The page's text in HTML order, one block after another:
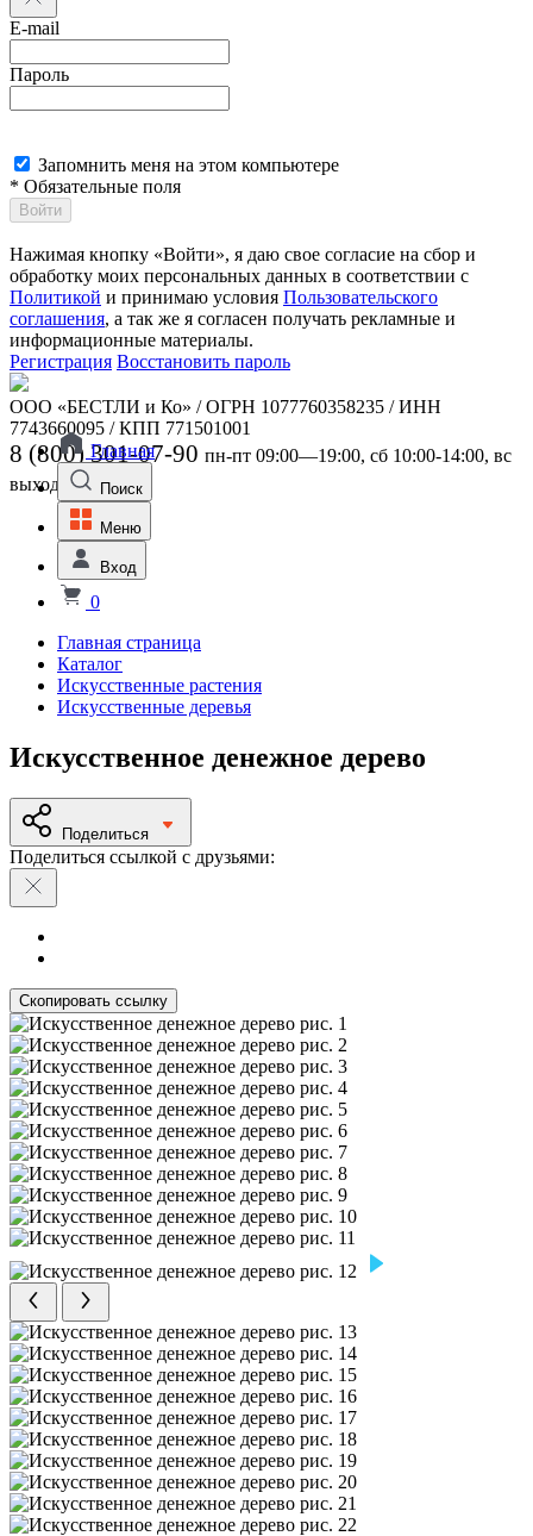
E-mail
Пароль
Запомнить меня на этом компьютере
* Обязательные поля
Войти
Нажимая кнопку «Войти», я даю свое согласие на сбор и
обработку моих персональных данных в соответствии с
Политикой и принимаю условия Пользовательского
соглашения, а так же я согласен получать рекламные и
информационные материалы.
Регистрация Восстановить пароль
ООО «БЕСТЛИ и Ко» / ОГРН 1077760358235 / ИНН
7743660095 / КПП 771501001
8 (800) 301-07-90 пн-пт 09:00—19:00, сб 10:00-14:00, вс
выходной
Главная
Поиск
Меню
Вход
0
Главная страница
Каталог
Искусственные растения
Искусственные деревья
Искусственное денежное дерево
Поделиться
Поделиться ссылкой с друзьями:
Скопировать ссылку